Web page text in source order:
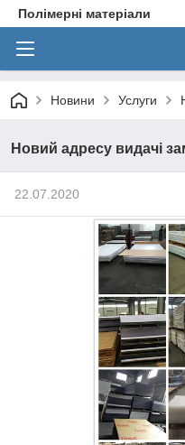
Полімерні матеріали
Новини Услуги
Новий адресу видачі
22.07.2020